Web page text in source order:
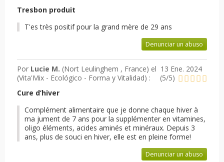
Tresbon produit
T'es très positif pour la grand mère de 29 ans
Denunciar un abuso
Por Lucie M. (Nort Leulinghem , France) el 13 Ene. 2024
(Vita'Mix - Ecológico - Forma y Vitalidad) : (5/5)
Cure d’hiver
Complément alimentaire que je donne chaque hiver à
ma jument de 7 ans pour la supplémenter en vitamines,
oligo éléments, acides aminés et minéraux. Depuis 3
ans, plus de souci en hiver, elle est en pleine forme!
Denunciar un abuso